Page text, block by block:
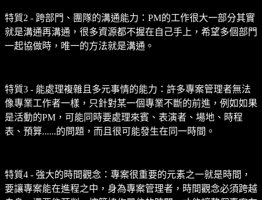
特質2 - 跨部門、團隊的溝通能力：PM的工作很大一部分其實
就是溝通再溝通，很多資源都不握在自己手上，希望多個部門
一起協做時，唯一的方法就是溝通。
特質3 - 能處理複雜且多元事情的能力：許多專案管理者無法
像專業工作者一樣，只針對某一個專業不斷的前進，例如如果
是活動的PM，可能同時要處理來賓、表演者、場地、時程
表、預算......的問題，而且很可能發生在同一時間。
特質4 - 強大的時間觀念：專案很重要的元素之一就是時間，
要讓專案能在進程之中，身為專案管理者，時間觀念必須跨越